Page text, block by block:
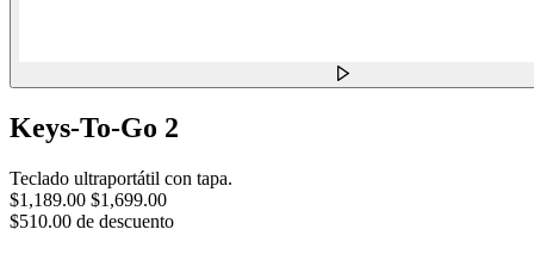
Keys-To-Go 2
Teclado ultraportátil con tapa.
$1,189.00 $1,699.00
$510.00 de descuento